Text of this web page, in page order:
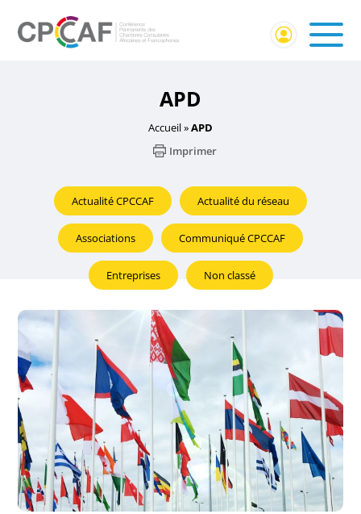
APD
Accueil»APD
Imprimer
Actualité CPCCAF Actualité du réseau
Associations Communiqué CPCCAF
Entreprises Non classé